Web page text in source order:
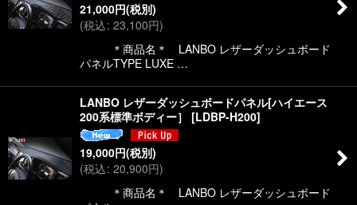
21,000円(税別)
(税込: 23,100円)
＊商品名＊ LANBO レザーダッシュボード
パネルTYPE LUXE …
LANBO レザーダッシュボードパネル[ハイエース
200系標準ボディー］
[LDBP-H200]
19,000円(税別)
(税込: 20,900円)
＊商品名＊ LANBO レザーダッシュボード